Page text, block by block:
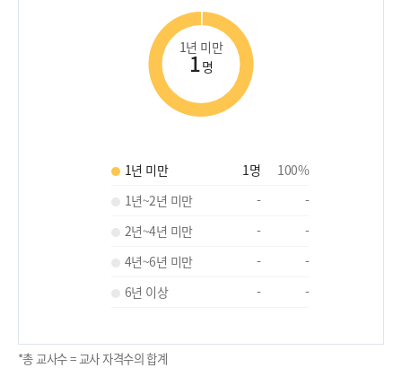
1년 미만
1명
1년 미만 1명 100%
1년~2년 미만
-
-
2년~4년 미만
-
-
4년~6년 미만
-
-
6년 이상
- -
*총 교사수 = 교사 자격수의 합계